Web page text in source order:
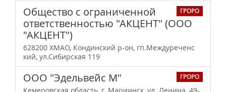
ГРОРО
Общество с ограниченной
ответственностью "АКЦЕНТ" (ООО
"АКЦЕНТ")
628200 ХМАО, Кондинский р-он, гп.Междуреченс
кий, ул.Сибирская 119
ГРОРО
ООО "Эдельвейс М"